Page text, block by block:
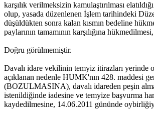
karşılık verilmeksizin kamulaştırılması
olup, yasada düzenlenen İşlem tarihindeki
düşüldükten sonra kalan kısmın bedeline
paylarının tamamının karşılığına hükmedilmesi,
Doğru görülmemiştir.
Davalı idare vekilinin temyiz itirazları yerinde
açıklanan nedenle HUMK'nın 428. maddesi
(BOZULMASINA), davalı idareden peşin
istenildiğinde iadesine ve temyize başvurma
kaydedilmesine, 14.06.2011 gününde